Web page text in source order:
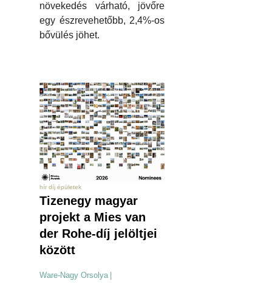
növekedés várható, jövőre
egy észrevehetőbb, 2,4%-os
bővülés jöhet.
hír díj épületek
Tizenegy magyar
projekt a Mies van
der Rohe-díj jelöltjei
között
Ware-Nagy Orsolya